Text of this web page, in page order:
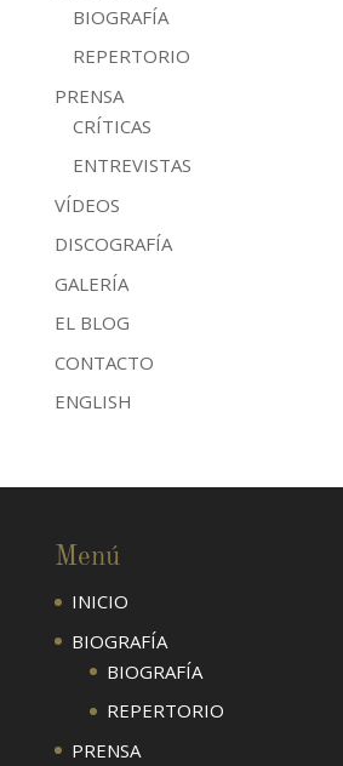
BIOGRAFÍA
REPERTORIO
PRENSA
CRÍTICAS
ENTREVISTAS
VÍDEOS
DISCOGRAFÍA
GALERÍA
EL BLOG
CONTACTO
ENGLISH
Menú
INICIO
BIOGRAFÍA
BIOGRAFÍA
REPERTORIO
PRENSA